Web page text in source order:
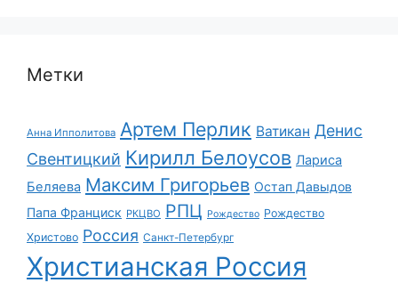
Метки
Анна Ипполитова Артем Перлик Ватикан Денис
Свентицкий Кирилл Белоусов Лариса
Беляева Максим Григорьев Остап Давыдов
Папа Франциск РКЦВО РПЦ Рождество Рождество
Христово Россия Санкт-Петербург
Христианская Россия